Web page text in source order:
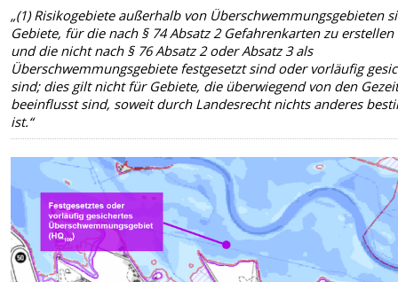
„(1) Risikogebiete außerhalb von Überschwemmungsgebieten
Gebiete, für die nach § 74 Absatz 2 Gefahrenkarten zu
und die nicht nach § 76 Absatz 2 oder Absatz 3 als
Überschwemmungsgebiete festgesetzt sind oder vorläufig
sind; dies gilt nicht für Gebiete, die überwiegend von den
beeinflusst sind, soweit durch Landesrecht nichts anderes
ist.“